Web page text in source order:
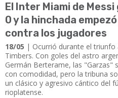
El Inter Miami de
0 y la hinchada
contra los jugadores
18/05 | ​​​​​​​Ocurrió durante el triunfo
Timbers. Con goles del astro
Germán Berterame, las "Garzas"
con comodidad, pero la tribuna
un clásico y agresivo cántico del
rioplatense.